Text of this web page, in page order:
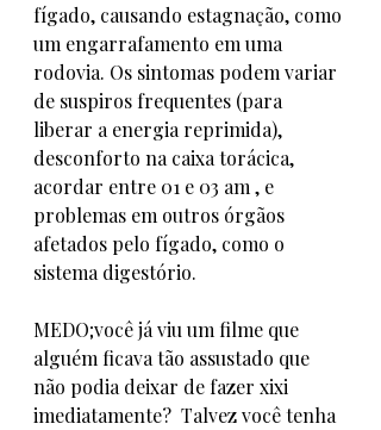
fígado, causando estagnação, como
um engarrafamento em uma
rodovia. Os sintomas podem variar
de suspiros frequentes (para
liberar a energia reprimida),
desconforto na caixa torácica,
acordar entre 01 e 03 am , e
problemas em outros órgãos
afetados pelo fígado, como o
sistema digestório.
MEDO;você já viu um filme que
alguém ficava tão assustado que
não podia deixar de fazer xixi
imediatamente?  Talvez você tenha